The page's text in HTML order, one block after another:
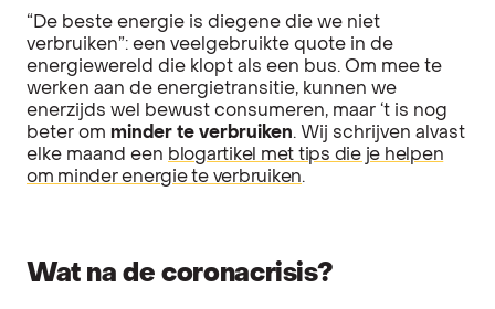
“De beste energie is diegene die we niet
verbruiken”: een veelgebruikte quote in de
energiewereld die klopt als een bus. Om mee te
werken aan de energietransitie, kunnen we
enerzijds wel bewust consumeren, maar ‘t is nog
beter om minder te verbruiken. Wij schrijven alvast
elke maand een blogartikel met tips die je helpen
om minder energie te verbruiken.
Wat na de coronacrisis?